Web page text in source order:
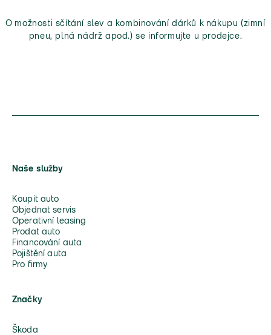
O možnosti sčítání slev a kombinování dárků k nákupu (zimní
pneu, plná nádrž apod.) se informujte u prodejce.
Naše služby
Koupit auto
Objednat servis
Operativní leasing
Prodat auto
Financování auta
Pojištění auta
Pro firmy
Značky
Škoda